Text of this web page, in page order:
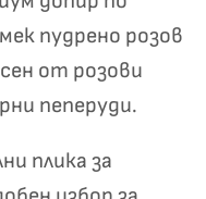
пудрено розов
от розови
пеперуди.
плика за